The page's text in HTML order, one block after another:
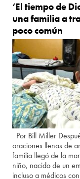
‘El tiempo de
una familia a
poco común
Por Bill Miller
oraciones llenas de
familia llegó de la
niño, nacido de un
incluso a médicos